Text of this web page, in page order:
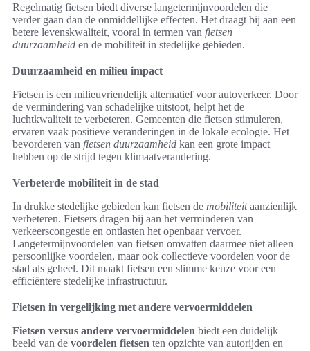
Regelmatig fietsen biedt diverse langetermijnvoordelen die
verder gaan dan de onmiddellijke effecten. Het draagt bij aan een
betere levenskwaliteit, vooral in termen van fietsen
duurzaamheid en de mobiliteit in stedelijke gebieden.
Duurzaamheid en milieu impact
Fietsen is een milieuvriendelijk alternatief voor autoverkeer. Door
de vermindering van schadelijke uitstoot, helpt het de
luchtkwaliteit te verbeteren. Gemeenten die fietsen stimuleren,
ervaren vaak positieve veranderingen in de lokale ecologie. Het
bevorderen van fietsen duurzaamheid kan een grote impact
hebben op de strijd tegen klimaatverandering.
Verbeterde mobiliteit in de stad
In drukke stedelijke gebieden kan fietsen de mobiliteitaanzienlijk
verbeteren. Fietsers dragen bij aan het verminderen van
verkeerscongestie en ontlasten het openbaar vervoer.
Langetermijnvoordelen van fietsen omvatten daarmee niet alleen
persoonlijke voordelen, maar ook collectieve voordelen voor de
stad als geheel. Dit maakt fietsen een slimme keuze voor een
efficiëntere stedelijke infrastructuur.
Fietsen in vergelijking met andere vervoermiddelen
Fietsen versus andere vervoermiddelen biedt een duidelijk
beeld van de voordelen fietsen ten opzichte van autorijden en